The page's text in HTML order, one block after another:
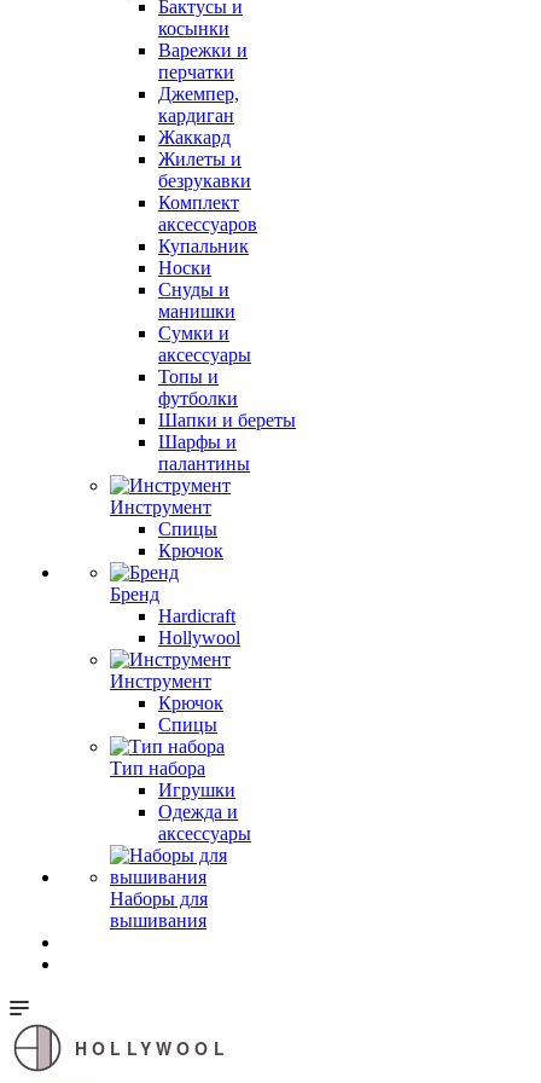
Бактусы и
косынки
Варежки и
перчатки
Джемпер,
кардиган
Жаккард
Жилеты и
безрукавки
Комплект
аксессуаров
Купальник
Носки
Снуды и
манишки
Сумки и
аксессуары
Топы и
футболки
Шапки и береты
Шарфы и
палантины
Инструмент
Спицы
Крючок
Бренд
Hardicraft
Hollywool
Инструмент
Крючок
Спицы
Тип набора
Игрушки
Одежда и
аксессуары
Наборы для
вышивания
HOLLYWOOL